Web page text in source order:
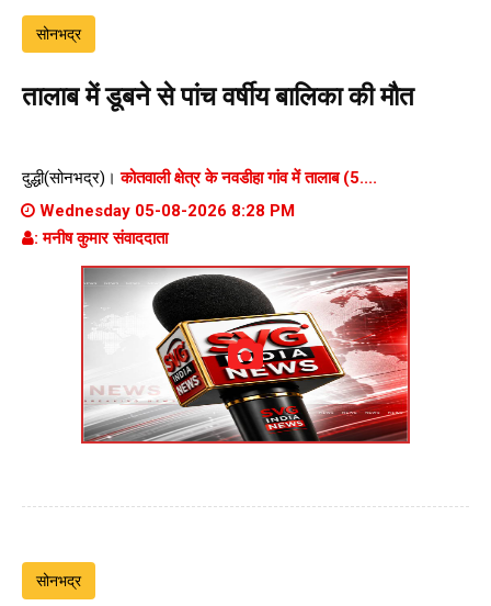
सोनभद्र
तालाब में डूबने से पांच वर्षीय बालिका की मौत
दुद्धी(सोनभद्र)।कोतवाली क्षेत्र के नवडीहा गांव में तालाब (5....
Wednesday 05-08-2026 8:28 PM
: मनीष कुमार संवाददाता
सोनभद्र